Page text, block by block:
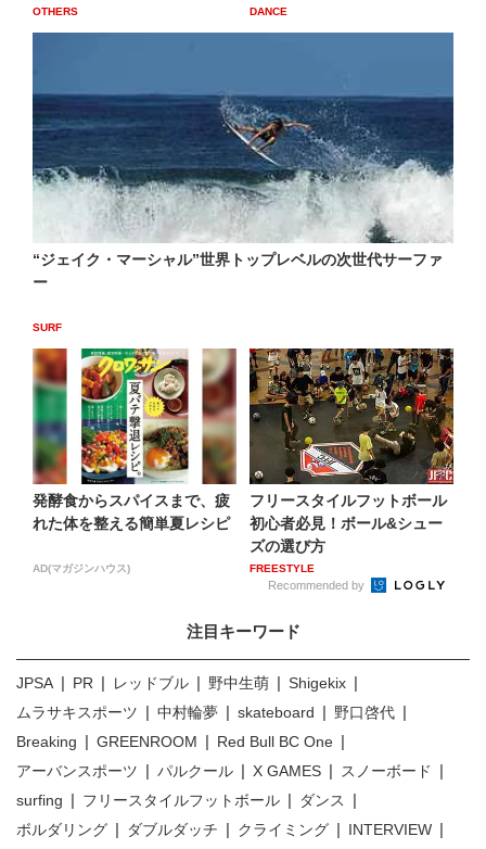
OTHERS DANCE
“ジェイク・マーシャル”世界トップレベルの次世代サーファ
ー
SURF
発酵食からスパイスまで、疲
れた体を整える簡単夏レシピ
AD(マガジンハウス)
フリースタイルフットボール
初心者必見！ボール&シュー
ズの選び方
FREESTYLE
Recommended by
注目キーワード
JPSA PR レッドブル 野中生萌
Shigekix
ムラサキスポーツ
中村輪夢 skateboard
野口啓代
Breaking
GREENROOM
Red Bull BC One
アーバンスポーツ
パルクール X GAMES
スノーボード
surfing
フリースタイルフットボール
ダンス
ボルダリング
ダブルダッチ クライミング
INTERVIEW